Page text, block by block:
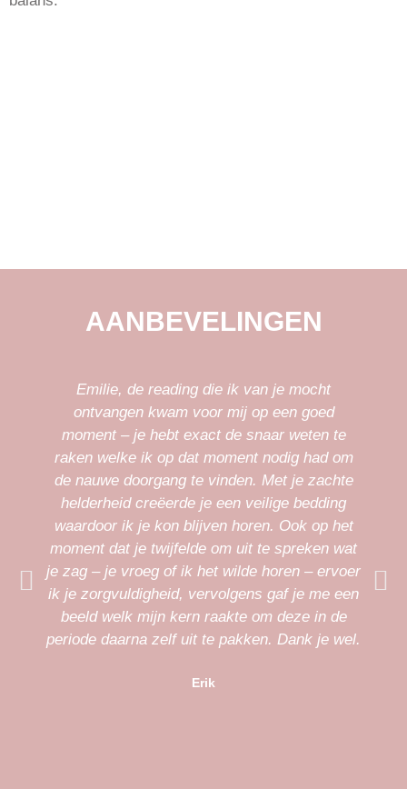
AANBEVELINGEN
Emilie, de reading die ik van je mocht
ontvangen kwam voor mij op een goed
moment – je hebt exact de snaar weten te
raken welke ik op dat moment nodig had om
de nauwe doorgang te vinden. Met je zachte
helderheid creëerde je een veilige bedding
waardoor ik je kon blijven horen. Ook op het
moment dat je twijfelde om uit te spreken wat
je zag – je vroeg of ik het wilde horen – ervoer
ik je zorgvuldigheid, vervolgens gaf je me een
beeld welk mijn kern raakte om deze in de
periode daarna zelf uit te pakken. Dank je wel.
Erik